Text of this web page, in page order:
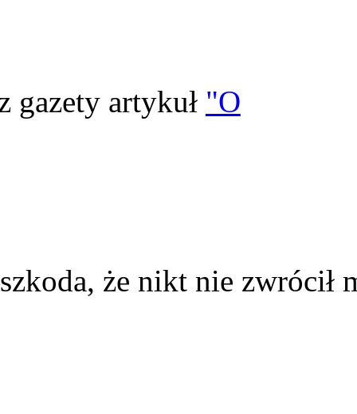
gazety artykuł "O
że nikt nie zwrócił